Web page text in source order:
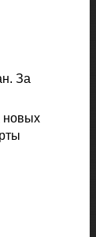
За
новых